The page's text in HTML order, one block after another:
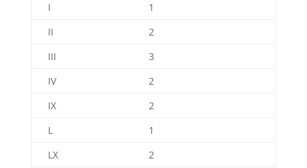
I
1
II
2
III
3
IV
2
IX
2
L
1
LX
2